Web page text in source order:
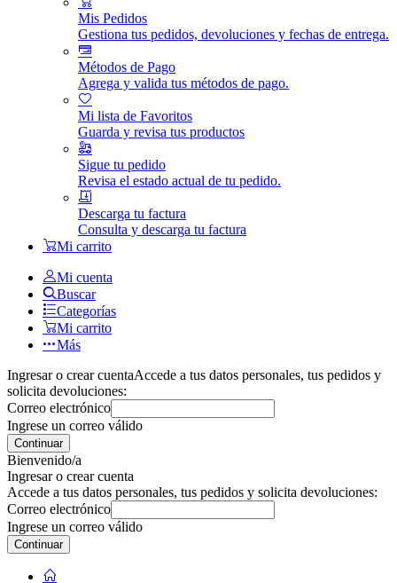
Mis Pedidos
Gestiona tus pedidos, devoluciones y fechas de entrega.
Métodos de Pago
Agrega y valida tus métodos de pago.
Mi lista de Favoritos
Guarda y revisa tus productos
Sigue tu pedido
Revisa el estado actual de tu pedido.
Descarga tu factura
Consulta y descarga tu factura
Mi carrito
Mi cuenta
Buscar
Categorías
Mi carrito
Más
Ingresar o crear cuentaAccede a tus datos personales, tus pedidos y
solicita devoluciones:
Correo electrónico
Ingrese un correo válido
Continuar
Bienvenido/a
Ingresar o crear cuenta
Accede a tus datos personales, tus pedidos y solicita devoluciones:
Correo electrónico
Ingrese un correo válido
Continuar